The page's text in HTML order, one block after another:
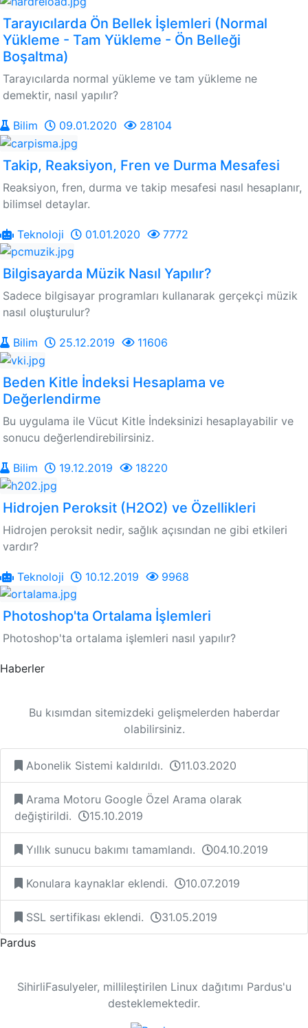
Tarayıcılarda Ön Bellek İşlemleri (Normal
Yükleme - Tam Yükleme - Ön Belleği
Boşaltma)
Tarayıcılarda normal yükleme ve tam yükleme ne
demektir, nasıl yapılır?
Bilim 09.01.2020 28104
Takip, Reaksiyon, Fren ve Durma Mesafesi
Reaksiyon, fren, durma ve takip mesafesi nasıl hesaplanır,
bilimsel detaylar.
Teknoloji 01.01.2020 7772
Bilgisayarda Müzik Nasıl Yapılır?
Sadece bilgisayar programları kullanarak gerçekçi müzik
nasıl oluşturulur?
Bilim 25.12.2019 11606
Beden Kitle İndeksi Hesaplama ve
Değerlendirme
Bu uygulama ile Vücut Kitle İndeksinizi hesaplayabilir ve
sonucu değerlendirebilirsiniz.
Bilim 19.12.2019 18220
Hidrojen Peroksit (H2O2) ve Özellikleri
Hidrojen peroksit nedir, sağlık açısından ne gibi etkileri
vardır?
Teknoloji 10.12.2019 9968
Photoshop'ta Ortalama İşlemleri
Photoshop'ta ortalama işlemleri nasıl yapılır?
Haberler
Bu kısımdan sitemizdeki gelişmelerden haberdar
olabilirsiniz.
Abonelik Sistemi kaldırıldı. 11.03.2020
Arama Motoru Google Özel Arama olarak
değiştirildi.
15.10.2019
Yıllık sunucu bakımı tamamlandı. 04.10.2019
Konulara kaynaklar eklendi. 10.07.2019
SSL sertifikası eklendi.
31.05.2019
Pardus
SihirliFasulyeler, millileştirilen Linux dağıtımı Pardus'u
desteklemektedir.